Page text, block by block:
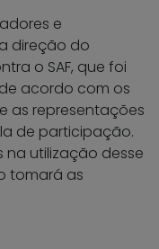
e
direção do
o SAF, que foi
acordo com os
as representações
de participação.
utilização desse
tomará as